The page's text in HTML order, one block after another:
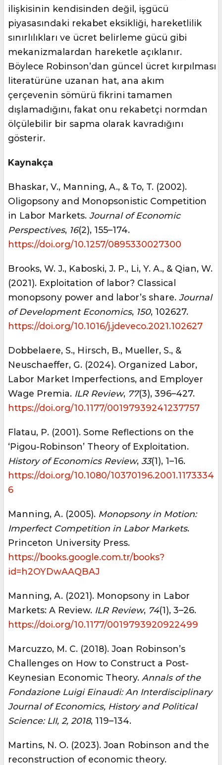
ilişkisinin kendisinden değil, işgücü
piyasasındaki rekabet eksikliği, hareketlilik
sınırlılıkları ve ücret belirleme gücü gibi
mekanizmalardan hareketle açıklanır.
Böylece Robinson’dan güncel ücret kırpılması
literatürüne uzanan hat, ana akım
çerçevenin sömürü fikrini tamamen
dışlamadığını, fakat onu rekabetçi normdan
ölçülebilir bir sapma olarak kavradığını
gösterir.
Kaynakça
Bhaskar, V., Manning, A., & To, T. (2002).
Oligopsony and Monopsonistic Competition
in Labor Markets. Journal of Economic
Perspectives, 16(2), 155–174.
https://doi.org/10.1257/0895330027300
Brooks, W. J., Kaboski, J. P., Li, Y. A., & Qian, W.
(2021). Exploitation of labor? Classical
monopsony power and labor’s share. Journal
of Development Economics, 150, 102627.
https://doi.org/10.1016/j.jdeveco.2021.102627
Dobbelaere, S., Hirsch, B., Mueller, S., &
Neuschaeffer, G. (2024). Organized Labor,
Labor Market Imperfections, and Employer
Wage Premia. ILR Review, 77(3), 396–427.
https://doi.org/10.1177/00197939241237757
Flatau, P. (2001). Some Reflections on the
‘Pigou-Robinson’ Theory of Exploitation.
History of Economics Review, 33(1), 1–16.
https://doi.org/10.1080/10370196.2001.1173334
6
Manning, A. (2005). Monopsony in Motion:
Imperfect Competition in Labor Markets.
Princeton University Press.
https://books.google.com.tr/books?
id=h2OYDwAAQBAJ
Manning, A. (2021). Monopsony in Labor
Markets: A Review. ILR Review, 74(1), 3–26.
https://doi.org/10.1177/0019793920922499
Marcuzzo, M. C. (2018). Joan Robinson’s
Challenges on How to Construct a Post-
Keynesian Economic Theory. Annals of the
Fondazione Luigi Einaudi: An Interdisciplinary
Journal of Economics, History and Political
Science: LII, 2, 2018, 119–134.
Martins, N. O. (2023). Joan Robinson and the
reconstruction of economic theory.